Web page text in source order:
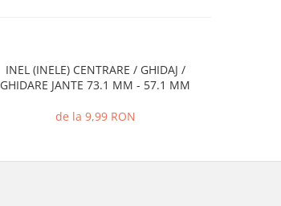
INEL (INELE) CENTRARE / GHIDAJ /
GHIDARE JANTE 73.1 MM - 57.1 MM
de la 9,99 RON